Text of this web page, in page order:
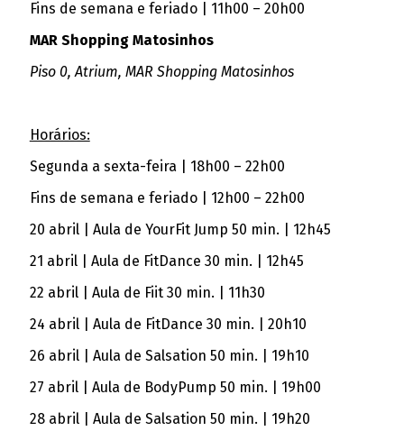
Fins de semana e feriado | 11h00 – 20h00
MAR Shopping Matosinhos
Piso 0, Atrium, MAR Shopping Matosinhos
Horários:
Segunda a sexta-feira | 18h00 – 22h00
Fins de semana e feriado | 12h00 – 22h00
20 abril | Aula de YourFit Jump 50 min.
| 12h45
21 abril | Aula de FitDance 30 min. | 12h45
22 abril | Aula de Fiit 30 min. | 11h30
24 abril | Aula de FitDance 30 min. | 20h10
26 abril | Aula de Salsation 50 min. | 19h10
27 abril | Aula de BodyPump 50 min. | 19h00
28 abril | Aula de Salsation 50 min.
| 19h20